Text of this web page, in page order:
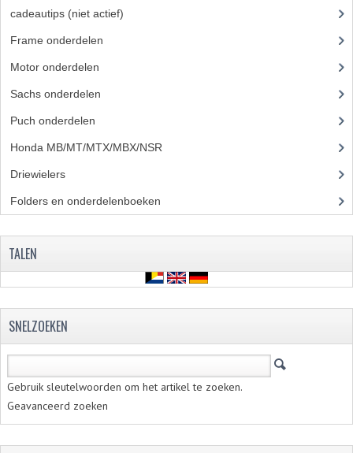
ASSEN EN BUSSEN
VELGEN EN SPAKEN
ALUMINIUM VELGEN
CHROMEN VELGEN
cadeautips (niet actief)
Frame onderdelen
Motor onderdelen
Sachs onderdelen
Puch onderdelen
Honda MB/MT/MTX/MBX/NSR
Driewielers
Folders en onderdelenboeken
TALEN
SNELZOEKEN
Gebruik sleutelwoorden om het artikel te zoeken.
Geavanceerd zoeken